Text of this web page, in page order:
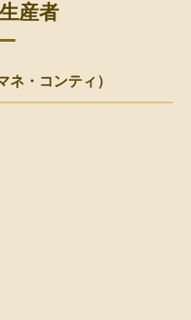
産者
ネ・コンティ）